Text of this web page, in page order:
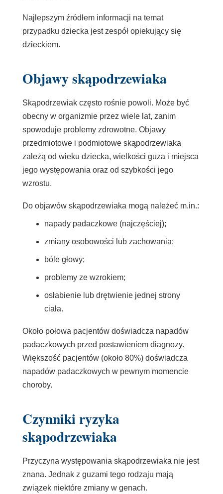
Najlepszym źródłem informacji na temat
przypadku dziecka jest zespół opiekujący się
dzieckiem.
Objawy skąpodrzewiaka
Skąpodrzewiak często rośnie powoli. Może być
obecny w organizmie przez wiele lat, zanim
spowoduje problemy zdrowotne. Objawy
przedmiotowe i podmiotowe skąpodrzewiaka
zależą od wieku dziecka, wielkości guza i miejsca
jego występowania oraz od szybkości jego
wzrostu.
Do objawów skąpodrzewiaka mogą należeć m.in.:
napady padaczkowe (najczęściej);
zmiany osobowości lub zachowania;
bóle głowy;
problemy ze wzrokiem;
osłabienie lub drętwienie jednej strony
ciała.
Około połowa pacjentów doświadcza napadów
padaczkowych przed postawieniem diagnozy.
Większość pacjentów (około 80%) doświadcza
napadów padaczkowych w pewnym momencie
choroby.
Czynniki ryzyka
skąpodrzewiaka
Przyczyna występowania skąpodrzewiaka nie jest
znana. Jednak z guzami tego rodzaju mają
związek niektóre zmiany w genach.